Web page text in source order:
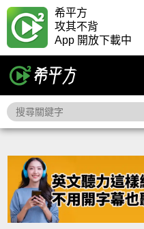
希平方
攻其不背
App 開放下載中